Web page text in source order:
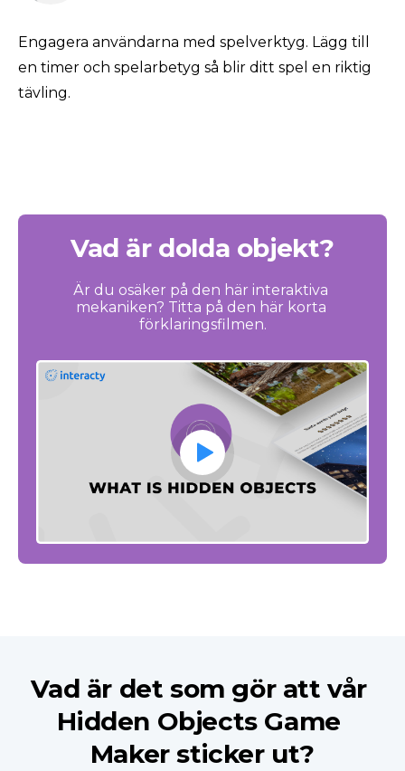
Engagera användarna med spelverktyg. Lägg till
en timer och spelarbetyg så blir ditt spel en riktig
tävling.
Vad är dolda objekt?
Är du osäker på den här interaktiva
mekaniken? Titta på den här korta
förklaringsfilmen.
Vad är det som gör att vår
Hidden Objects Game
Maker sticker ut?